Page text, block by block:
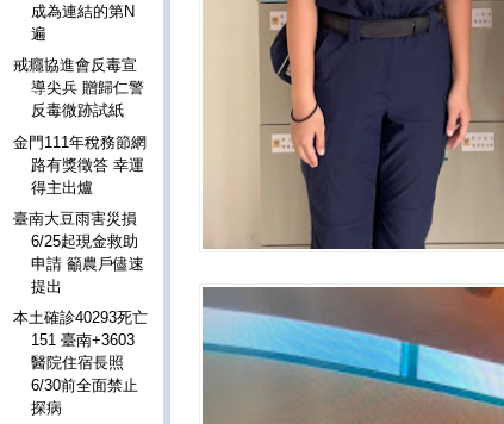
成為連結的第N
遍
戒癮協進會反毒宣
導尖兵 贈歸仁警
反毒微跡試紙
金門111年稅務節網
路有獎徵答 幸運
得主出爐
臺南大豆雨害災損
6/25起現金救助
申請 籲農戶儘速
提出
本土確診40293死亡
151 臺南+3603
醫院住宿長照
6/30前全面禁止
探病